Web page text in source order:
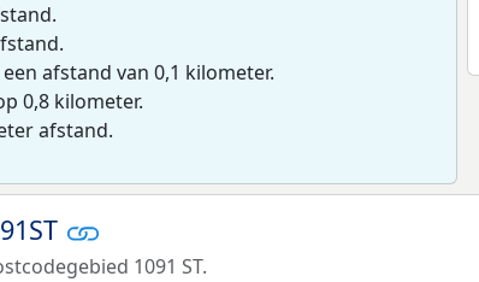
afstand van 0,1 kilometer.
0,8 kilometer.
afstand.
1091 ST.